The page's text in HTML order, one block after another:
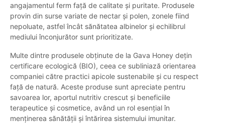
angajamentul ferm față de calitate și puritate. Produsele
provin din surse variate de nectar și polen, zonele fiind
nepoluate, astfel încât sănătatea albinelor și echilibrul
mediului înconjurător sunt prioritizate.
Multe dintre produsele obținute de la Gava Honey dețin
certificare ecologică (BIO), ceea ce subliniază orientarea
companiei către practici apicole sustenabile și cu respect
față de natură. Aceste produse sunt apreciate pentru
savoarea lor, aportul nutritiv crescut și beneficiile
terapeutice și cosmetice, având un rol esențial în
menținerea sănătății și întărirea sistemului imunitar.